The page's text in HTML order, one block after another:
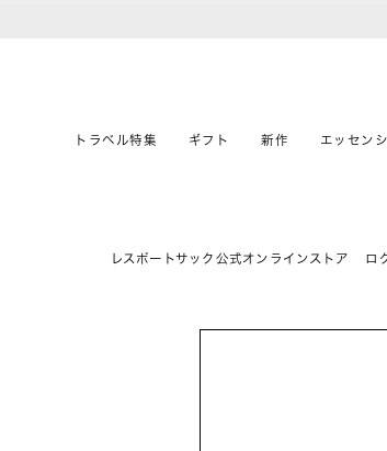
トラベル特集 ギフト 新作 エッセン
レスポートサック公式オンラインストア ロ